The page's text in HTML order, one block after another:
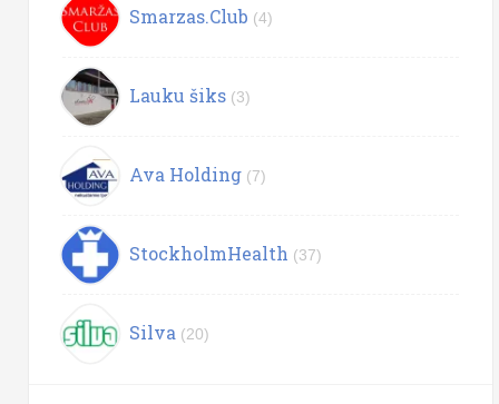
Smarzas.Club (4)
Lauku šiks (3)
Ava Holding (7)
StockholmHealth (37)
Silva (20)